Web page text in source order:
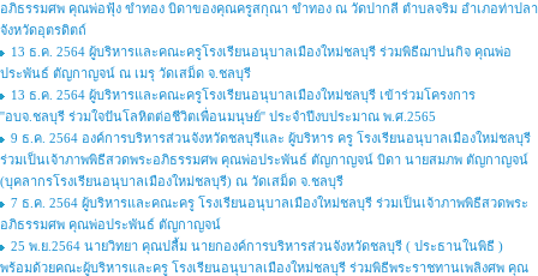
อภิธรรมศพ คุณพ่อฟุ้ง ขำทอง บิดาของคุณครูสกุณา ขำทอง ณ วัดปากลี ตำบลจริม อำเภอท่าปลา
จังหวัดอุตรดิตถ์
13 ธ.ค. 2564 ผู้บริหารและคณะครูโรงเรียนอนุบาลเมืองใหม่ชลบุรี ร่วมพิธีฌาปนกิจ คุณพ่อ
ประพันธ์ ตัญกาญจน์ ณ เมรุ วัดเสม็ด จ.ชลบุรี
13 ธ.ค. 2564 ผู้บริหารและคณะครูโรงเรียนอนุบาลเมืองใหม่ชลบุรี เข้าร่วมโครงการ
''อบจ.ชลบุรี ร่วมใจปันโลหิตต่อชีวิตเพื่อนมนุษย์'' ประจำปีงบประมาณ พ.ศ.2565
9 ธ.ค. 2564 องค์การบริหารส่วนจังหวัดชลบุรีและ ผู้บริหาร ครู โรงเรียนอนุบาลเมืองใหม่ชลบุรี
ร่วมเป็นเจ้าภาพพิธีสวดพระอภิธรรมศพ คุณพ่อประพันธ์ ตัญกาญจน์ บิดา นายสมภพ ตัญกาญจน์
(บุคลากรโรงเรียนอนุบาลเมืองใหม่ชลบุรี) ณ วัดเสม็ด จ.ชลบุรี
7 ธ.ค. 2564 ผู้บริหารและคณะครู โรงเรียนอนุบาลเมืองใหม่ชลบุรี ร่วมเป็นเจ้าภาพพิธีสวดพระ
อภิธรรมศพ คุณพ่อประพันธ์ ตัญกาญจน์
25 พ.ย.2564 นายวิทยา คุณปลื้ม นายกองค์การบริหารส่วนจังหวัดชลบุรี ( ประธานในพิธี )
พร้อมด้วยคณะผู้บริหารและครู โรงเรียนอนุบาลเมืองใหม่ชลบุรี ร่วมพิธีพระราชทานเพลิงศพ คุณ